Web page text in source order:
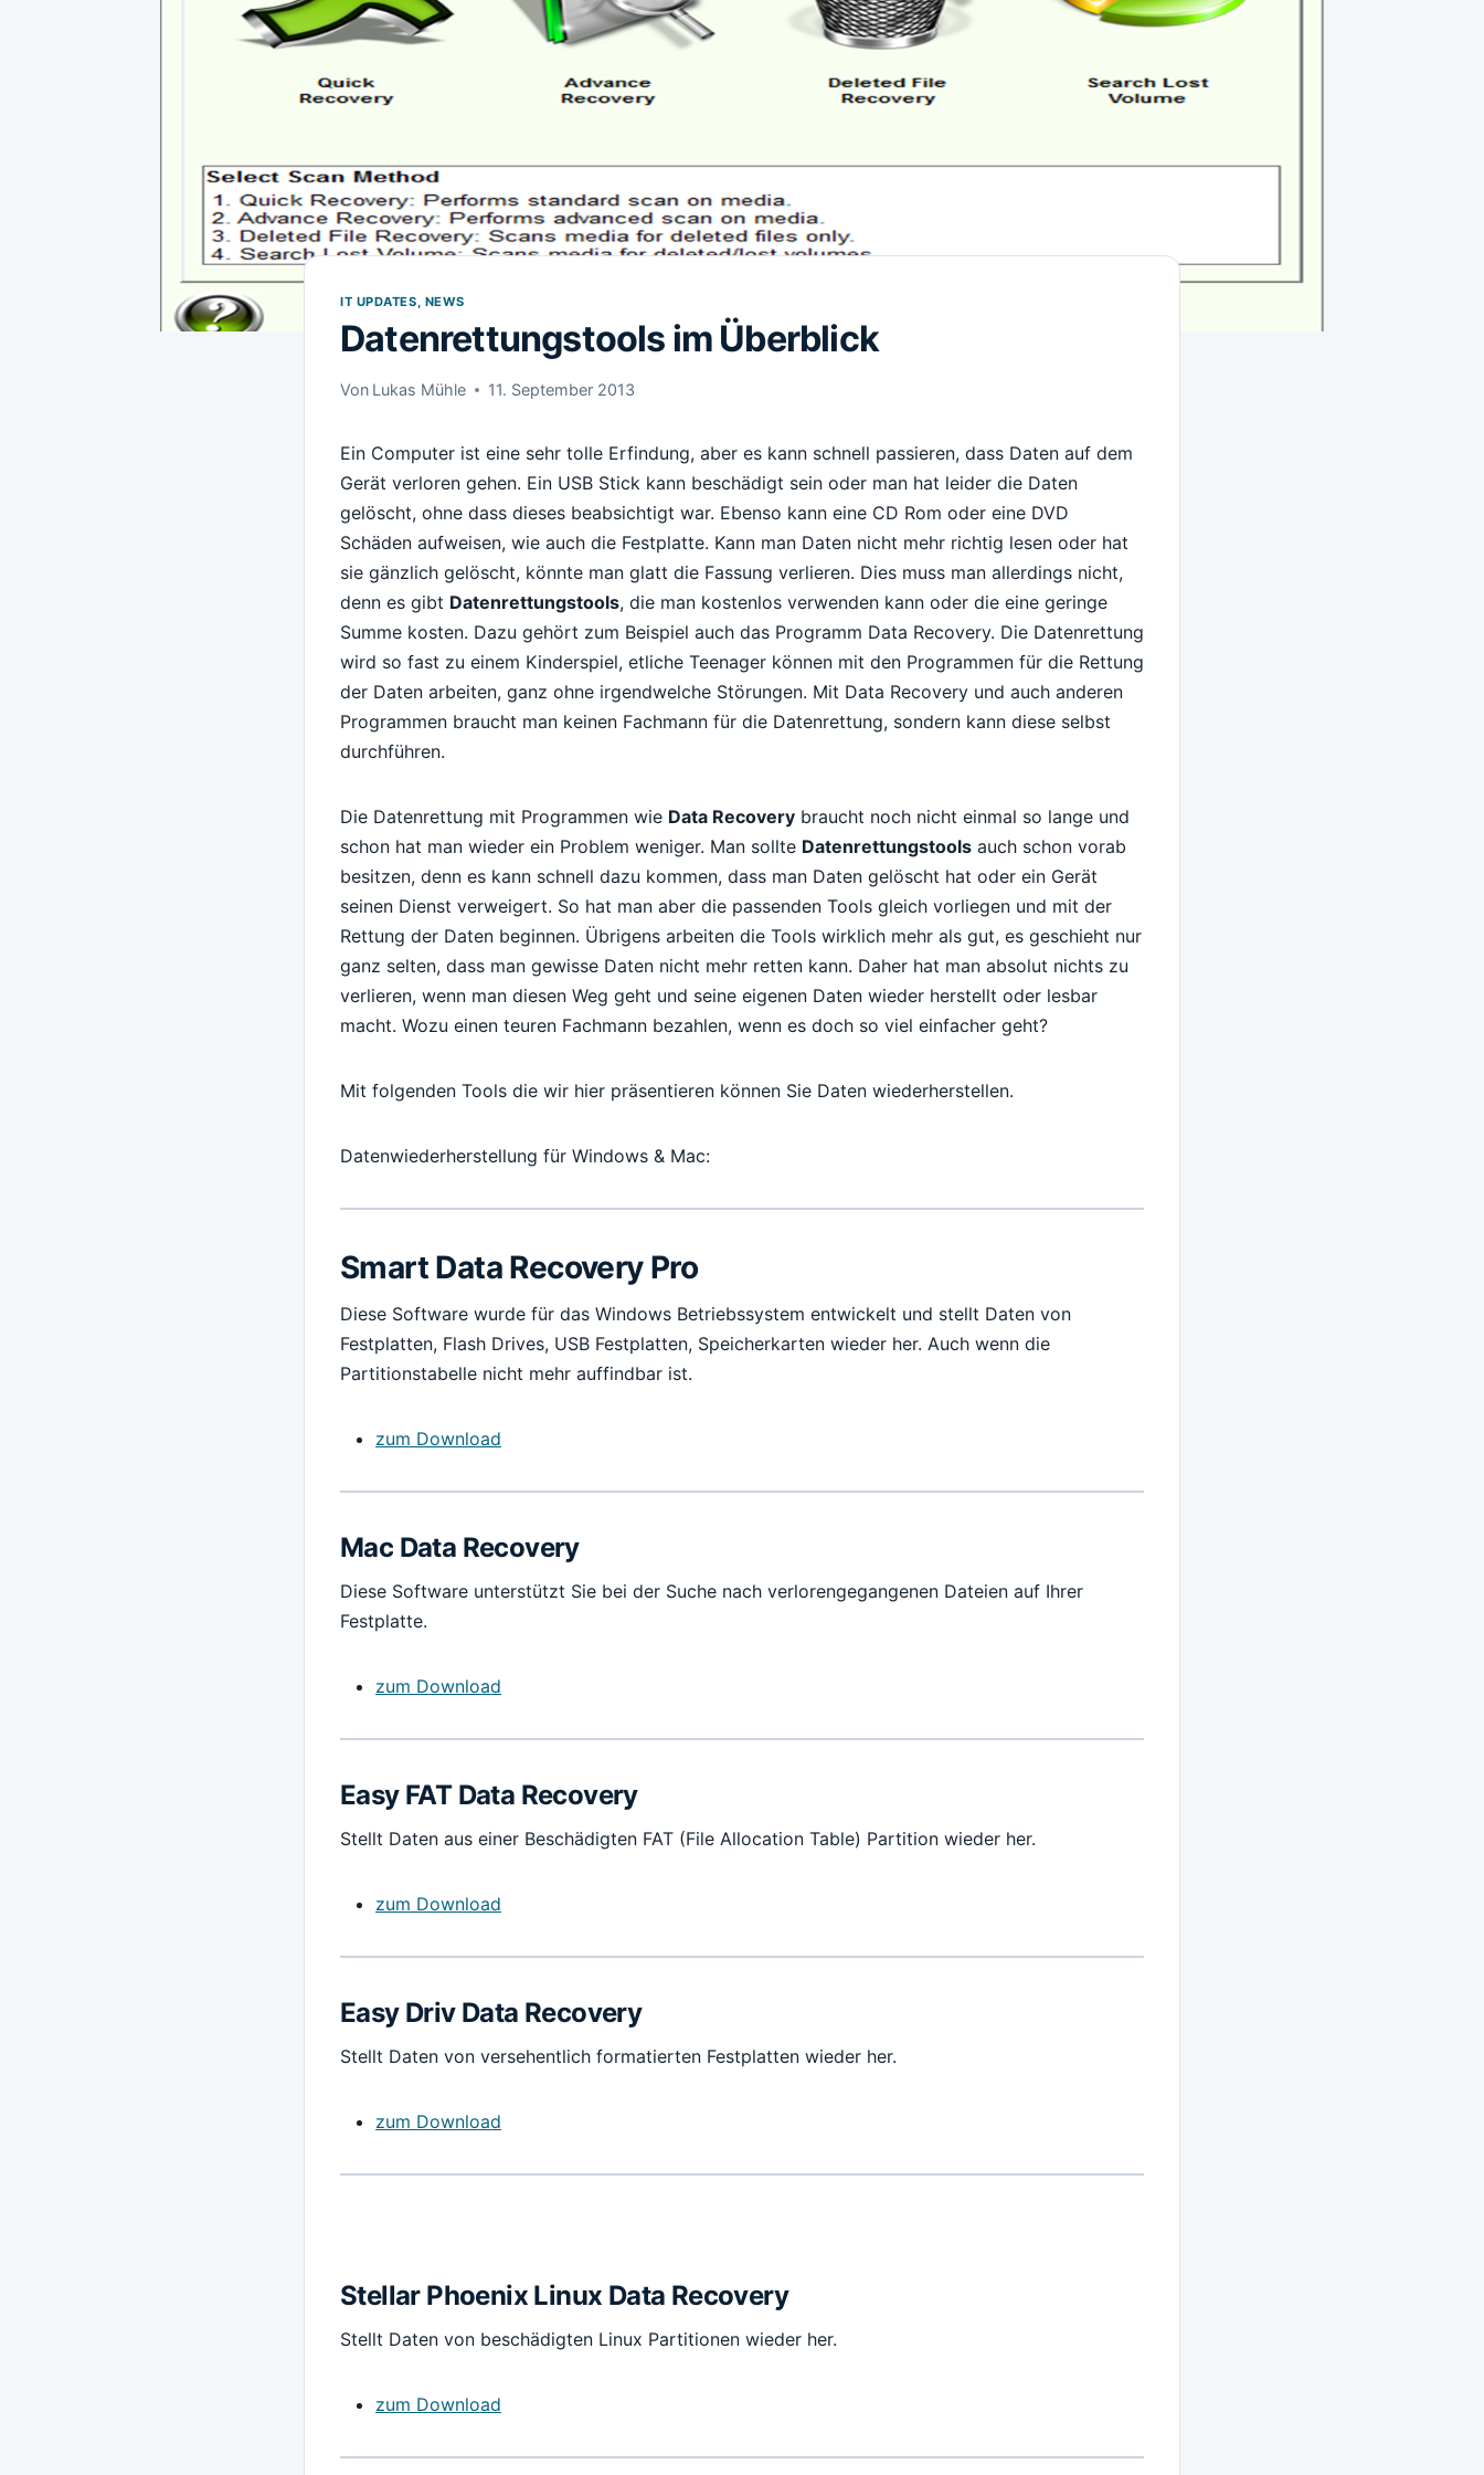
IT UPDATES, NEWS
Datenrettungstools im Überblick
Von Lukas Mühle 11. September 2013
Ein Computer ist eine sehr tolle Erfindung, aber es kann schnell passieren, dass Daten auf dem
Gerät verloren gehen. Ein USB Stick kann beschädigt sein oder man hat leider die Daten
gelöscht, ohne dass dieses beabsichtigt war. Ebenso kann eine CD Rom oder eine DVD
Schäden aufweisen, wie auch die Festplatte. Kann man Daten nicht mehr richtig lesen oder hat
sie gänzlich gelöscht, könnte man glatt die Fassung verlieren. Dies muss man allerdings nicht,
denn es gibt Datenrettungstools, die man kostenlos verwenden kann oder die eine geringe
Summe kosten. Dazu gehört zum Beispiel auch das Programm Data Recovery. Die Datenrettung
wird so fast zu einem Kinderspiel, etliche Teenager können mit den Programmen für die Rettung
der Daten arbeiten, ganz ohne irgendwelche Störungen. Mit Data Recovery und auch anderen
Programmen braucht man keinen Fachmann für die Datenrettung, sondern kann diese selbst
durchführen.
Die Datenrettung mit Programmen wie Data Recovery braucht noch nicht einmal so lange und
schon hat man wieder ein Problem weniger. Man sollte Datenrettungstools auch schon vorab
besitzen, denn es kann schnell dazu kommen, dass man Daten gelöscht hat oder ein Gerät
seinen Dienst verweigert. So hat man aber die passenden Tools gleich vorliegen und mit der
Rettung der Daten beginnen. Übrigens arbeiten die Tools wirklich mehr als gut, es geschieht nur
ganz selten, dass man gewisse Daten nicht mehr retten kann. Daher hat man absolut nichts zu
verlieren, wenn man diesen Weg geht und seine eigenen Daten wieder herstellt oder lesbar
macht. Wozu einen teuren Fachmann bezahlen, wenn es doch so viel einfacher geht?
Mit folgenden Tools die wir hier präsentieren können Sie Daten wiederherstellen.
Datenwiederherstellung für Windows & Mac:
Smart Data Recovery Pro
Diese Software wurde für das Windows Betriebssystem entwickelt und stellt Daten von
Festplatten, Flash Drives, USB Festplatten, Speicherkarten wieder her. Auch wenn die
Partitionstabelle nicht mehr auffindbar ist.
zum Download
Mac Data Recovery
Diese Software unterstützt Sie bei der Suche nach verlorengegangenen Dateien auf Ihrer
Festplatte.
zum Download
Easy FAT Data Recovery
Stellt Daten aus einer Beschädigten FAT (File Allocation Table) Partition wieder her.
zum Download
Easy Driv Data Recovery
Stellt Daten von versehentlich formatierten Festplatten wieder her.
zum Download
Stellar Phoenix Linux Data Recovery
Stellt Daten von beschädigten Linux Partitionen wieder her.
zum Download